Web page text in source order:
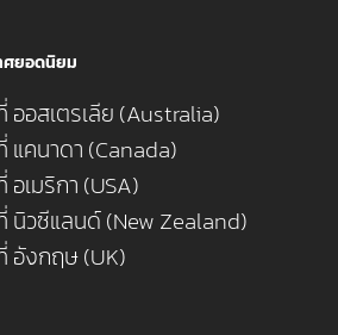
ศยอดนิยม
ออสเตรเลีย (Australia)
แคนาดา (Canada)
เมริกา (USA)
นิวซีแลนด์ (New Zealand)
อังกฤษ (UK)